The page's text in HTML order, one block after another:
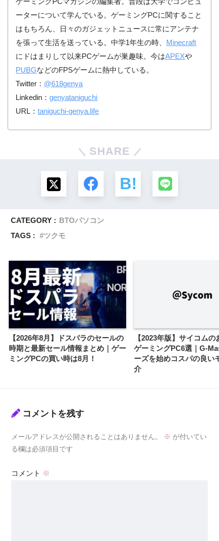
ーターについて学んでいる。ゲーミングPCに関すること
はもちろん、日々のガジェットニュースに常にアンテナ
を張って生活を送っている。中学1年生の時、 Minecraft
にドはまりして以来PCゲームが巣趣味。今はAPEXや
PUBGなどのFPSゲームに熱中している。
Twitter： @618genya
Linkedin：genyataniguchi
URL：taniguchi-genya.life
SHARE
CATEGORY :
BTOパソコン
TAGS :
ツクモ
【2026年8月】ドスパラのセールの
時期と最新セール情報まとめ｜ゲー
ミングPCの買い時は8月！
【2023年版】サイコムの
ゲーミングPC6選｜G-
ーズを始めコスパの良い
介
コメントを残す
メールアドレスが公開されることはありません。 ※ が付いてい
る欄は必須項目です
コメント ※